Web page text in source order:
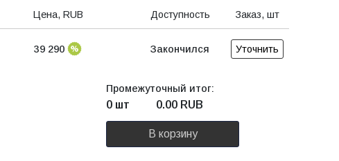
Цена, RUB Доступность Заказ, шт
39 290 Закончился Уточнить
Промежуточный итог:
0 шт 0.00 RUB
В корзину